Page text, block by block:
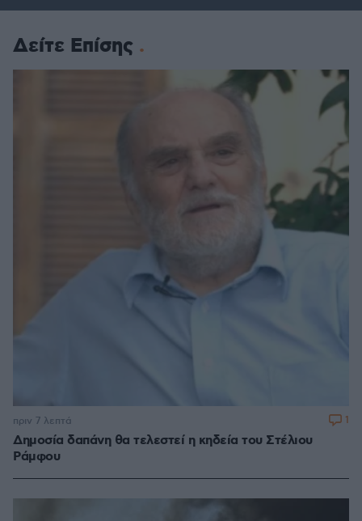
Δείτε Επίσης
Δημοσία δαπάνη θα τελεστεί η κηδεία του Στέλιου
Ράμφου
πριν 7 λεπτά 1